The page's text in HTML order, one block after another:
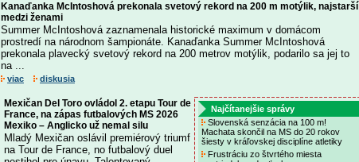
Kanaďanka McIntoshová prekonala svetový rekord na 200 m motýlik, najstarší
medzi ženami
Summer McIntoshová zaznamenala historické maximum v domácom
prostredí na národnom šampionáte. Kanaďanka Summer McIntoshová
prekonala plavecký svetový rekord na 200 metrov motýlik, podarilo sa jej to
na ...
viac diskusia
Mexičan Del Toro ovládol 2. etapu Tour de
France, na zápas futbalových MS 2026
Mexiko – Anglicko už nemal silu
Mladý Mexičan oslávil premiérový triumf
na Tour de France, no futbalový duel
Najčítanejšie správy
Slovenská senzácia na 100 m!
Machata skončil na MS do 20 rokov
šiesty v kráľovskej disciplíne atletiky
Frustráciu zo štvrtého miesta